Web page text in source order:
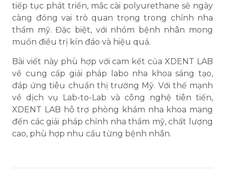
tiếp tục phát triển, mắc cài polyurethane sẽ ngày
càng đóng vai trò quan trọng trong chỉnh nha
thẩm mỹ. Đặc biệt, với nhóm bệnh nhân mong
muốn điều trị kín đáo và hiệu quả.
Bài viết này phù hợp với cam kết của XDENT LAB
về cung cấp giải pháp labo nha khoa sáng tạo,
đáp ứng tiêu chuẩn thị trường Mỹ. Với thế mạnh
về dịch vụ Lab-to-Lab và công nghệ tiên tiến,
XDENT LAB hỗ trợ phòng khám nha khoa mang
đến các giải pháp chỉnh nha thẩm mỹ, chất lượng
cao, phù hợp nhu cầu từng bệnh nhân.